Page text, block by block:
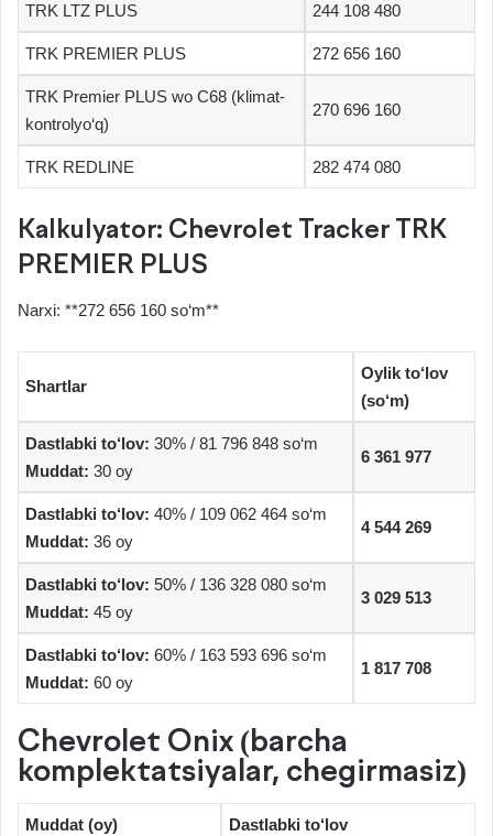
TRK LTZ PLUS 244 108 480
TRK PREMIER PLUS 272 656 160
TRK Premier PLUS wo C68 (klimat-
kontrolyo‘q)
270 696 160
TRK REDLINE 282 474 080
Kalkulyator: Chevrolet Tracker TRK
PREMIER PLUS
Narxi: **272 656 160 so‘m**
Shartlar
Oylik to‘lov
(so‘m)
Dastlabki to‘lov: 30% / 81 796 848 so‘m
Muddat: 30 oy
6 361 977
Dastlabki to‘lov: 40% / 109 062 464 so‘m
Muddat: 36 oy
4 544 269
Dastlabki to‘lov: 50% / 136 328 080 so‘m
Muddat: 45 oy
3 029 513
Dastlabki to‘lov: 60% / 163 593 696 so‘m
Muddat: 60 oy
1 817 708
Chevrolet Onix (barcha
komplektatsiyalar, chegirmasiz)
Muddat (oy) Dastlabki to‘lov